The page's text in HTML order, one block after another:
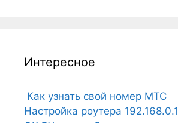
Интересное
Как узнать свой номер МТС
Настройка роутера 192.168.0.1